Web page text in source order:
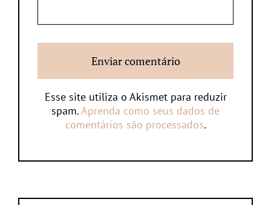
Esse site utiliza o Akismet para reduzir
spam.Aprenda como seus dados de
comentários são processados.